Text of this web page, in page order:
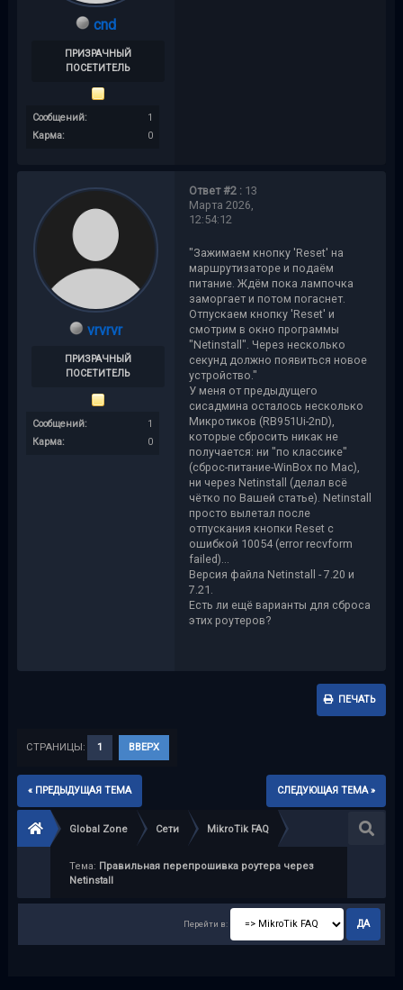
cnd
ПРИЗРАЧНЫЙ
ПОСЕТИТЕЛЬ
Сообщений:
1
Карма:
0
vrvrvr
ПРИЗРАЧНЫЙ
ПОСЕТИТЕЛЬ
Сообщений:
1
Карма:
0
Ответ #2 :13
Марта 2026,
12:54:12
"Зажимаем кнопку 'Reset' на
маршрутизаторе и подаём
питание. Ждём пока лампочка
заморгает и потом погаснет.
Отпускаем кнопку 'Reset' и
смотрим в окно программы
"Netinstall". Через несколько
секунд должно появиться новое
устройство."
У меня от предыдущего
сисадмина осталось несколько
Микротиков (RB951Ui-2nD),
которые сбросить никак не
получается: ни "по классике"
(сброс-питание-WinBox по Mac),
ни через Netinstall (делал всё
чётко по Вашей статье). Netinstall
просто вылетал после
отпускания кнопки Reset с
ошибкой 10054 (error recvform
failed)...
Версия файла Netinstall - 7.20 и
7.21.
Есть ли ещё варианты для сброса
этих роутеров?
ПЕЧАТЬ
СТРАНИЦЫ: 1 ВВЕРХ
« ПРЕДЫДУЩАЯ ТЕМА СЛЕДУЮЩАЯ ТЕМА »
Global Zone Сети MikroTik FAQ
Тема: Правильная перепрошивка роутера через
Netinstall
Перейти в: